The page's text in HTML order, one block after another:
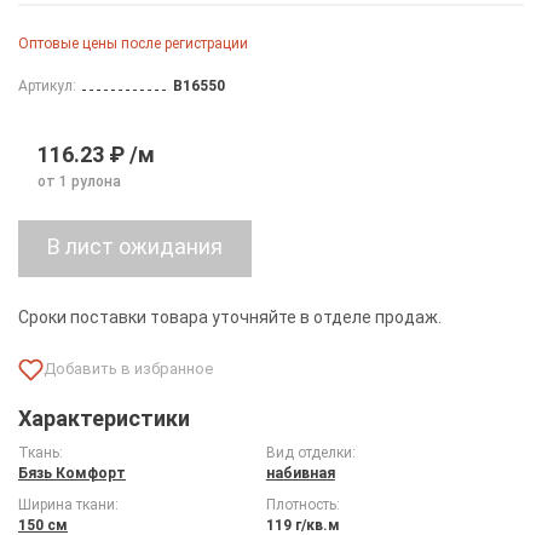
Оптовые цены после регистрации
Артикул: B16550
116.23 ₽ /м
от 1 рулона
Сроки поставки товара уточняйте в отделе продаж.
Характеристики
Ткань:
Бязь Комфорт
Вид отделки:
набивная
Ширина ткани:
150 см
Плотность:
119 г/кв.м